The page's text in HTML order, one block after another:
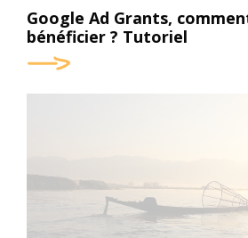
Google Ad Grants,
bénéficier ? Tutoriel
Faites le point sur votre site : faut-il